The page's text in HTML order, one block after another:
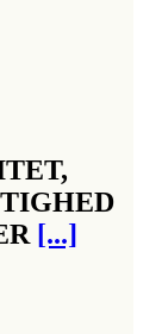
[...]